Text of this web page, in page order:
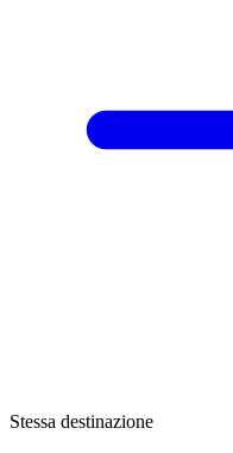
Stessa destinazione